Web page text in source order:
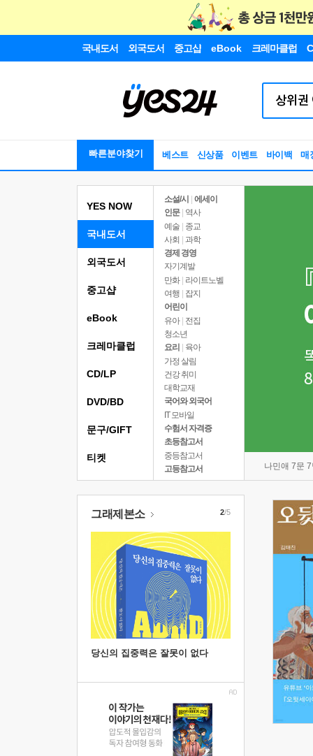
국내도서 외국도서 중고샵 eBook 크레마클럽
빠른분야찾기 베스트 신상품 이벤트 바이백 매
YES NOW
국내도서
소설/시
에세이
인문
역사
예술 | 종교
사회 | 과학
경제 경영
자기계발
만화 | 라이트노벨
여행
잡지
어린이
유아 | 전집
청소년
요리
육아
가정 살림
건강 취미
대학교재
국어와 외국어
IT 모바일
수험서 자격증
초등참고서
중등참고서
고등참고서
나민애 7문
외국도서
중고샵
eBook
크레마클럽
CD/LP
DVD/BD
문구/GIFT
티켓
그래제본소
당신의 집중력은 잘못이 없다
2/5